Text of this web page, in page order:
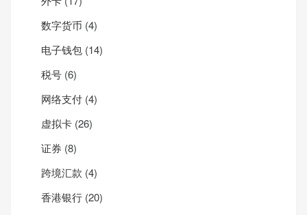
数字货币 (4)
电子钱包 (14)
税号 (6)
网络支付 (4)
虚拟卡 (26)
证券 (8)
跨境汇款 (4)
香港银行 (20)